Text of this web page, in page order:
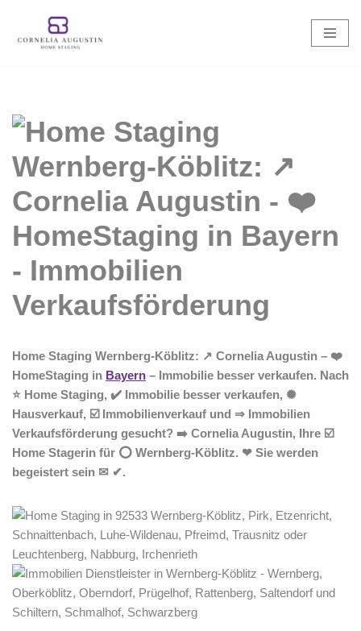
Zum
Home Staging Wernberg-Köblitz: ↗️ Cornelia Augustin – ❤️
HomeStaging in Bayern – Immobilie besser verkaufen. Nach
⭐ Home Staging, ✔️ Immobilie besser verkaufen, ✺
Hausverkauf, ☑️ Immobilienverkauf und ⇒ Immobilien
Verkaufsförderung gesucht? ➡️ Cornelia Augustin, Ihre ☑️
Home Stagerin für ⭕ Wernberg-Köblitz. ❤ Sie werden
begeistert sein ✉ ✔.